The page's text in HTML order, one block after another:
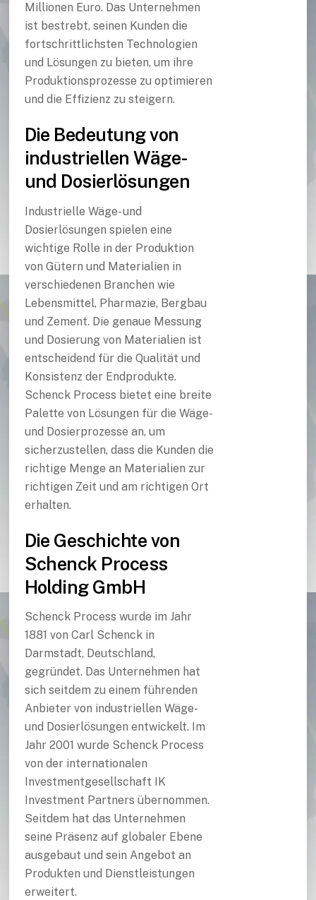
Millionen Euro. Das Unternehmen
ist bestrebt, seinen Kunden die
fortschrittlichsten Technologien
und Lösungen zu bieten, um ihre
Produktionsprozesse zu optimieren
und die Effizienz zu steigern.
Die Bedeutung von
industriellen Wäge-
und Dosierlösungen
Industrielle Wäge- und
Dosierlösungen spielen eine
wichtige Rolle in der Produktion
von Gütern und Materialien in
verschiedenen Branchen wie
Lebensmittel, Pharmazie, Bergbau
und Zement. Die genaue Messung
und Dosierung von Materialien ist
entscheidend für die Qualität und
Konsistenz der Endprodukte.
Schenck Process bietet eine breite
Palette von Lösungen für die Wäge-
und Dosierprozesse an, um
sicherzustellen, dass die Kunden die
richtige Menge an Materialien zur
richtigen Zeit und am richtigen Ort
erhalten.
Die Geschichte von
Schenck Process
Holding GmbH
Schenck Process wurde im Jahr
1881 von Carl Schenck in
Darmstadt, Deutschland,
gegründet. Das Unternehmen hat
sich seitdem zu einem führenden
Anbieter von industriellen Wäge-
und Dosierlösungen entwickelt. Im
Jahr 2001 wurde Schenck Process
von der internationalen
Investmentgesellschaft IK
Investment Partners übernommen.
Seitdem hat das Unternehmen
seine Präsenz auf globaler Ebene
ausgebaut und sein Angebot an
Produkten und Dienstleistungen
erweitert.